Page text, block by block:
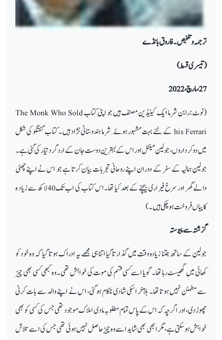
ترجمہ وتلخیص۔ فاروق بانڈے
(تیسری قسط)
27، مارچ، 2022
(نوٹ :رابن شرما ایک کینیڈین مصنف ہیں جو اپنی کتابThe Monk Who Sold
his Ferrariکے لئے بہت مشہور ہوئے .شرما ہندوستانی نژاد ہیں۔ کتاب گفتگو کی شکل
میں دو کرداروں، جولین مینٹل اور اس کے بہترین دوست جان کے ارد گرد تیار کی گئی ہے۔
جولین ہمالیہ کے سفر کے دوران اپنے روحانی تجربات بیان کرتا ہے جو اس نے اپنے چھٹی
والے گھر اور سرخ فیراری بیچنے کے بعد کیا تھا۔اس کتاب کی اب تک 40 لاکھ سے زیاد ہ
کاپیاں فروخت ہوچکی ہیں۔)
گزشتہ سے پیوستہ
جولین کے ساتھ جتنا زیادہ وقت میں گذارتاگیا اتنا ہی مجھے یہ ادراک ہوتا گیا کہ وہ خود کو
کھائی میں گھیسٹ رہا تھا۔ گویا اسے کسی قسم کی موت کی خواہش تھی۔وہ کبھی کسی بھی چیز
سے مطمئن نہیں ہوتا تھا۔ بلآخر اسکی شادی ناکام ہو گئی، اس نے اپنے والد سے بات کرنی
چھوڑ دی،اور اگرچہ کہ اس کے پاس تمام مطلوبہ مادی املاک موجود تھی جس کی کسی کو بھی
خواہش ہو سکتی ہے،مگر ابھی بھی شاید اسے وہ چیز حاصل نہیں ہوئی تھی جس کی اسے تلاش